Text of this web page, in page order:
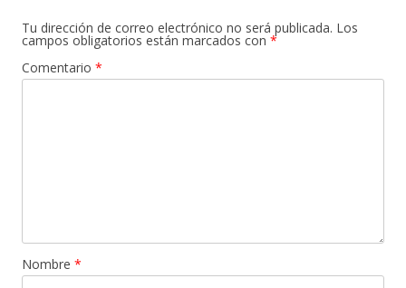
Tu dirección de correo electrónico no será publicada. Los
campos obligatorios están marcados con *
Comentario *
Nombre *